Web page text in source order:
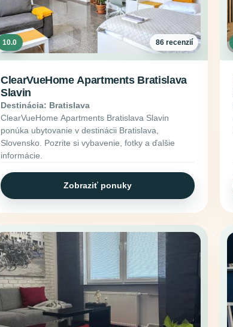
10.0 86 recenzií
ClearVueHome Apartments Bratislava
Slavin
Destinácia: Bratislava
ClearVueHome Apartments Bratislava Slavin
ponúka ubytovanie v destinácii Bratislava,
Slovensko. Pozrite si vybavenie, fotky a ďalšie
informácie.
Zobraziť ponuky